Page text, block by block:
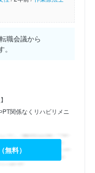
職会議から
関係なくリハビリメニ
無料）